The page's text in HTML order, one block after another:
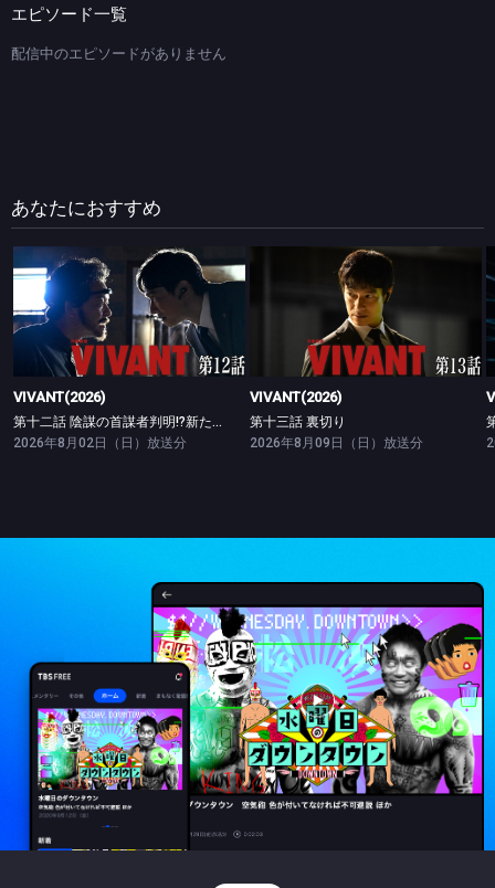
エピソード一覧
配信中のエピソードがありません
あなたにおすすめ
VIVANT(2026)
VIVANT(2026)
第十二話 陰謀の首謀者判明!?新たな仲間との対峙
2026年8月02日（日）放送分
VIVANT(2026)
第十三話 裏切り
VIVANT(2026)
第十三話 裏切り
2026年8月09日（日）放送分